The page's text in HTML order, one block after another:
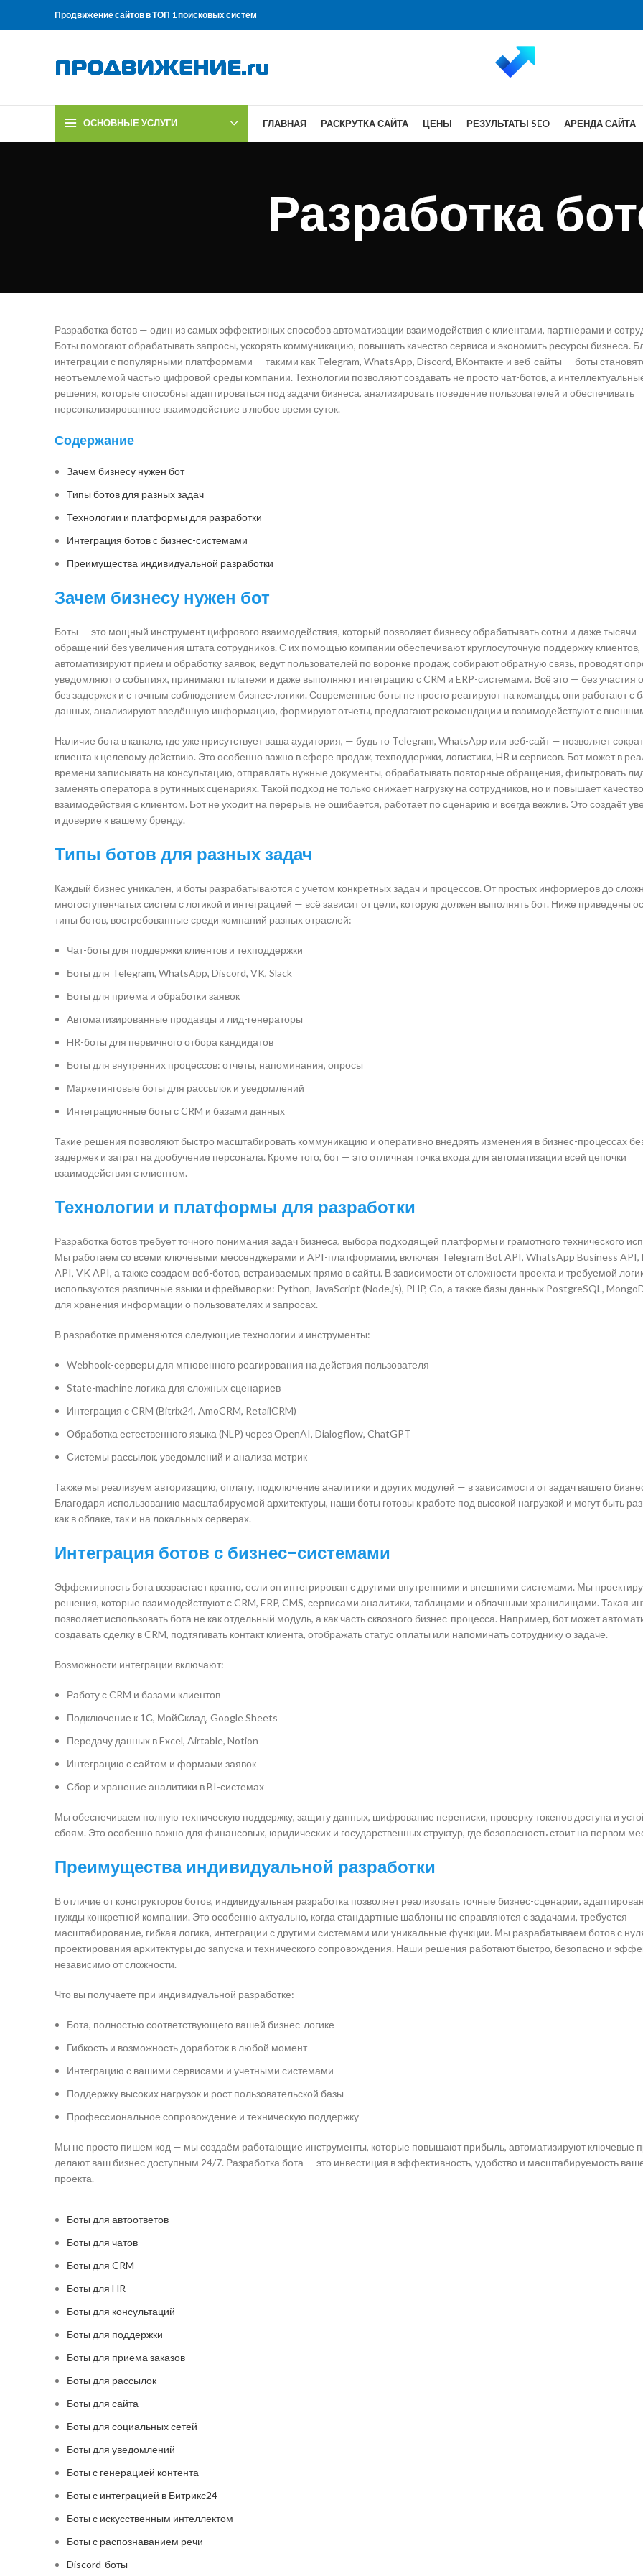
Продвижение сайтов в ТОП 1 поисковых систем
ОСНОВНЫЕ УСЛУГИ ГЛАВНАЯ РАСКРУТКА САЙТА ЦЕНЫ РЕЗУЛЬТАТЫ SEO АРЕНДА САЙТА
Разработка
Разработка ботов — один из самых эффективных способов автоматизации взаимодействия с клиентами, партнерами и
Боты помогают обрабатывать запросы, ускорять коммуникацию, повышать качество сервиса и экономить ресурсы бизнеса.
интеграции с популярными платформами — такими как Telegram, WhatsApp, Discord, ВКонтакте и веб-сайты — боты
неотъемлемой частью цифровой среды компании. Технологии позволяют создавать не просто чат-ботов, а
решения, которые способны адаптироваться под задачи бизнеса, анализировать поведение пользователей и обеспечивать
персонализированное взаимодействие в любое время суток.
Содержание
Зачем бизнесу нужен бот
Типы ботов для разных задач
Технологии и платформы для разработки
Интеграция ботов с бизнес-системами
Преимущества индивидуальной разработки
Зачем бизнесу нужен бот
Боты — это мощный инструмент цифрового взаимодействия, который позволяет бизнесу обрабатывать сотни и даже тысячи
обращений без увеличения штата сотрудников. С их помощью компании обеспечивают круглосуточную поддержку клиентов,
автоматизируют прием и обработку заявок, ведут пользователей по воронке продаж, собирают обратную связь, проводят
уведомляют о событиях, принимают платежи и даже выполняют интеграцию с CRM и ERP-системами. Всё это — без участия
без задержек и с точным соблюдением бизнес-логики. Современные боты не просто реагируют на команды, они работают с
данных, анализируют введённую информацию, формируют отчеты, предлагают рекомендации и взаимодействуют с
Наличие бота в канале, где уже присутствует ваша аудитория, — будь то Telegram, WhatsApp или веб-сайт — позволяет
клиента к целевому действию. Это особенно важно в сфере продаж, техподдержки, логистики, HR и сервисов. Бот может в
времени записывать на консультацию, отправлять нужные документы, обрабатывать повторные обращения, фильтровать
заменять оператора в рутинных сценариях. Такой подход не только снижает нагрузку на сотрудников, но и повышает качество
взаимодействия с клиентом. Бот не уходит на перерыв, не ошибается, работает по сценарию и всегда вежлив. Это создаёт
и доверие к вашему бренду.
Типы ботов для разных задач
Каждый бизнес уникален, и боты разрабатываются с учетом конкретных задач и процессов. От простых информеров до
многоступенчатых систем с логикой и интеграцией — всё зависит от цели, которую должен выполнять бот. Ниже приведены
типы ботов, востребованные среди компаний разных отраслей:
Чат-боты для поддержки клиентов и техподдержки
Боты для Telegram, WhatsApp, Discord, VK, Slack
Боты для приема и обработки заявок
Автоматизированные продавцы и лид-генераторы
HR-боты для первичного отбора кандидатов
Боты для внутренних процессов: отчеты, напоминания, опросы
Маркетинговые боты для рассылок и уведомлений
Интеграционные боты с CRM и базами данных
Такие решения позволяют быстро масштабировать коммуникацию и оперативно внедрять изменения в бизнес-процессах
задержек и затрат на дообучение персонала. Кроме того, бот — это отличная точка входа для автоматизации всей цепочки
взаимодействия с клиентом.
Технологии и платформы для разработки
Разработка ботов требует точного понимания задач бизнеса, выбора подходящей платформы и грамотного технического
Мы работаем со всеми ключевыми мессенджерами и API-платформами, включая Telegram Bot API, WhatsApp Business API,
API, VK API, а также создаем веб-ботов, встраиваемых прямо в сайты. В зависимости от сложности проекта и требуемой
используются различные языки и фреймворки: Python, JavaScript (Node.js), PHP, Go, а также базы данных PostgreSQL,
для хранения информации о пользователях и запросах.
В разработке применяются следующие технологии и инструменты:
Webhook-серверы для мгновенного реагирования на действия пользователя
State-machine логика для сложных сценариев
Интеграция с CRM (Bitrix24, AmoCRM, RetailCRM)
Обработка естественного языка (NLP) через OpenAI, Dialogflow, ChatGPT
Системы рассылок, уведомлений и анализа метрик
Также мы реализуем авторизацию, оплату, подключение аналитики и других модулей — в зависимости от задач вашего
Благодаря использованию масштабируемой архитектуры, наши боты готовы к работе под высокой нагрузкой и могут быть
как в облаке, так и на локальных серверах.
Интеграция ботов с бизнес-системами
Эффективность бота возрастает кратно, если он интегрирован с другими внутренними и внешними системами. Мы
решения, которые взаимодействуют с CRM, ERP, CMS, сервисами аналитики, таблицами и облачными хранилищами. Такая
позволяет использовать бота не как отдельный модуль, а как часть сквозного бизнес-процесса. Например, бот может
создавать сделку в CRM, подтягивать контакт клиента, отображать статус оплаты или напоминать сотруднику о задаче.
Возможности интеграции включают:
Работу с CRM и базами клиентов
Подключение к 1С, МойСклад, Google Sheets
Передачу данных в Excel, Airtable, Notion
Интеграцию с сайтом и формами заявок
Сбор и хранение аналитики в BI-системах
Мы обеспечиваем полную техническую поддержку, защиту данных, шифрование переписки, проверку токенов доступа и
сбоям. Это особенно важно для финансовых, юридических и государственных структур, где безопасность стоит на первом
Преимущества индивидуальной разработки
В отличие от конструкторов ботов, индивидуальная разработка позволяет реализовать точные бизнес-сценарии,
нужды конкретной компании. Это особенно актуально, когда стандартные шаблоны не справляются с задачами, требуется
масштабирование, гибкая логика, интеграции с другими системами или уникальные функции. Мы разрабатываем ботов с
проектирования архитектуры до запуска и технического сопровождения. Наши решения работают быстро, безопасно и
независимо от сложности.
Что вы получаете при индивидуальной разработке:
Бота, полностью соответствующего вашей бизнес-логике
Гибкость и возможность доработок в любой момент
Интеграцию с вашими сервисами и учетными системами
Поддержку высоких нагрузок и рост пользовательской базы
Профессиональное сопровождение и техническую поддержку
Мы не просто пишем код — мы создаём работающие инструменты, которые повышают прибыль, автоматизируют ключевые
делают ваш бизнес доступным 24/7. Разработка бота — это инвестиция в эффективность, удобство и масштабируемость
проекта.
Боты для автоответов
Боты для чатов
Боты для CRM
Боты для HR
Боты для консультаций
Боты для поддержки
Боты для приема заказов
Боты для рассылок
Боты для сайта
Боты для социальных сетей
Боты для уведомлений
Боты с генерацией контента
Боты с интеграцией в Битрикс24
Боты с искусственным интеллектом
Боты с распознаванием речи
Discord-боты